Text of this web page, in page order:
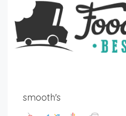
smooth's